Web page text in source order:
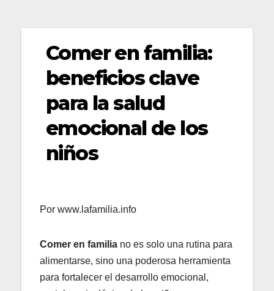
Comer en familia:
beneficios clave
para la salud
emocional de los
niños
Por www.lafamilia.info
Comer en familia no es solo una rutina para
alimentarse, sino una poderosa herramienta
para fortalecer el desarrollo emocional,